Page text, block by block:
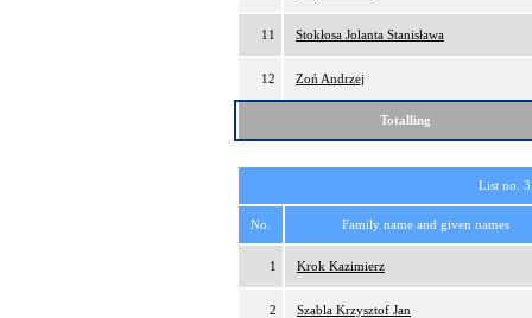
11 Stokłosa Jolanta Stanisława
12 Zoń Andrzej
Totalling
List no.
No. Family name and given names
1 Krok Kazimierz
2 Szabla Krzysztof Jan